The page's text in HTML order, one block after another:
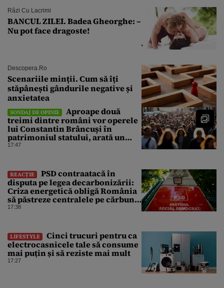
Râzi Cu Lacrimi
BANCUL ZILEI. Badea Gheorghe: –
Nu pot face dragoste!
Descopera.ro
Scenariile minții. Cum să îți
stăpânești gândurile negative și
anxietatea
SONDAJ DE OPINIE
Aproape două
treimi dintre români vor operele
lui Constantin Brâncuși în
patrimoniul statului, arată un
sondaj
17:47
REACȚIE
PSD contraatacă în
disputa pe legea decarbonizării:
Criza energetică obligă România
să păstreze centralele pe cărbune.
Bolojan, acuzat de duplicitate
17:38
LIFESTYLE
Cinci trucuri pentru ca
electrocasnicele tale să consume
mai puțin și să reziste mai mult
17:27